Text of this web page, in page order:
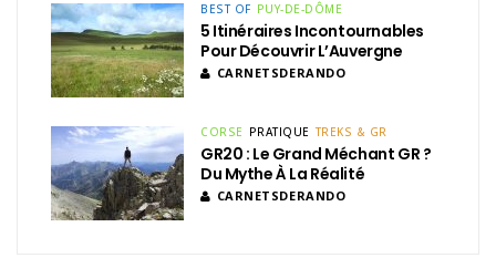
BEST OF PUY-DE-DÔME
5 Itinéraires Incontournables
Pour Découvrir L’Auvergne
CARNETSDERANDO
CORSE PRATIQUE TREKS & GR
GR20 : Le Grand Méchant GR ?
Du Mythe À La Réalité
CARNETSDERANDO